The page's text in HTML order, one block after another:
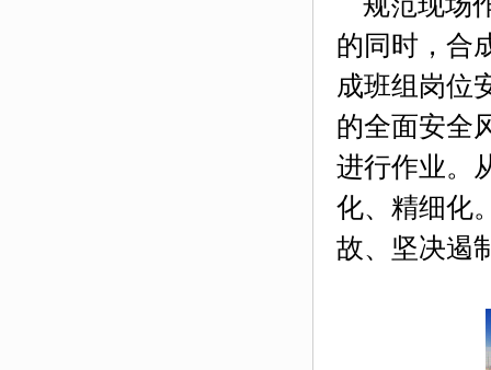
的同时，合
成班组岗位
的全面安全
进行作业。
化、精细化
故、坚决遏